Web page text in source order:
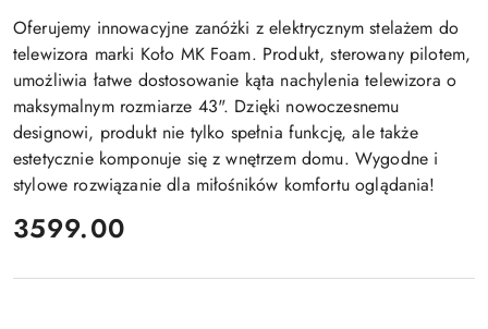
Oferujemy innowacyjne zanóżki z elektrycznym stelażem do
telewizora marki Koło MK Foam. Produkt, sterowany pilotem,
umożliwia łatwe dostosowanie kąta nachylenia telewizora o
maksymalnym rozmiarze 43". Dzięki nowoczesnemu
designowi, produkt nie tylko spełnia funkcję, ale także
estetycznie komponuje się z wnętrzem domu. Wygodne i
stylowe rozwiązanie dla miłośników komfortu oglądania!
cena:
3599.00